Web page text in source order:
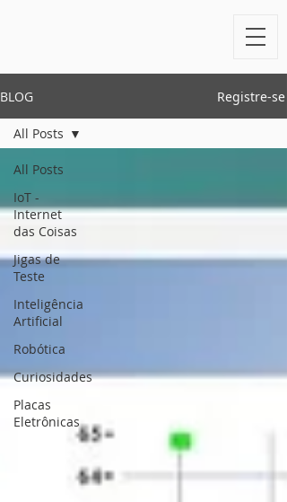
BLOG Registre-se
All Posts
IoT -
Internet
das Coisas
Jigas de
Teste
Inteligência
Artificial
Robótica
Curiosidades
Placas
Eletrônicas
All Posts